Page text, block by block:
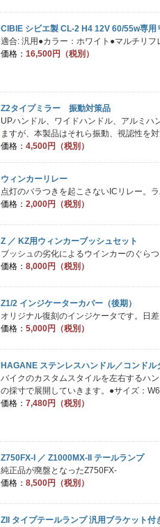
CIBIE シビエ製 CL-2 H4 12V 60/55w専用
適合: 汎用●カラー：ホワイト●マルチリフ
価格： 16,500円（税別）
Z2タイプミラー 振動対策品
UPハンドル、ワイドハンドル、アルミハ
ますが、本製品はそれら振動、視認性を対
価格： 4,500円（税別）
ウィンカーリレー
点灯のバラつきを起こさないICリレー。
価格： 2,000円（税別）
Z ／ KZ用ウィンカーブッシュセット
ブッシュの劣化によるウインカーのぐら
価格： 8,000円（税別）
Z1/2 インジケーターカバー（後期）
オリジナル復刻のインジケータです。日
価格： 5,000円（税別）
HAGANE ステンレスハンドル／コンドル
バイクのカスタムスタイルを左右するハ
の採寸で展開していきます。●サイズ：
価格： 7,480円（税別）
Z750FX-I ／ Z1000MX-II テールランプ
純正品が廃盤となったZ750FX-
価格： 8,500円（税別）
ZII タイプテールランプ 汎用ブラケット付